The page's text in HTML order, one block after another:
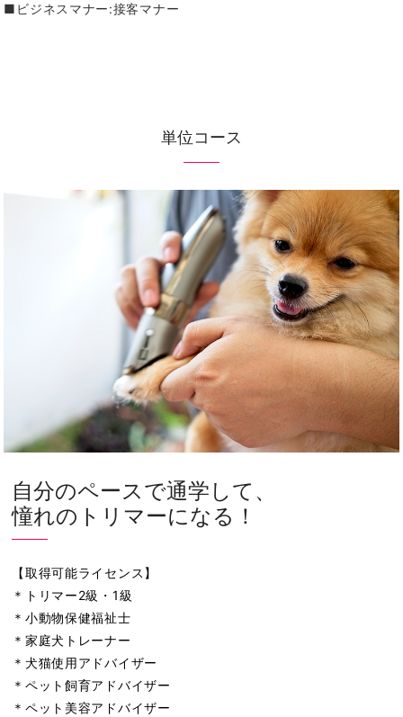
■ビジネスマナー:接客マナー
単位コース
自分のペースで通学して、
憧れのトリマーになる！
【取得可能ライセンス】
＊トリマー2級・1級
＊小動物保健福祉士
＊家庭犬トレーナー
＊犬猫使用アドバイザー
＊ペット飼育アドバイザー
＊ペット美容アドバイザー